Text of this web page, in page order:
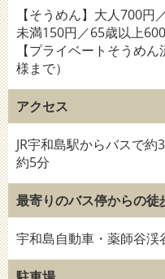
【そうめん】大人700
未満150円／65歳以上
【プライベートそうめ
様まで）
アクセス
JR宇和島駅からバスで
約5分
最寄りのバス停からの徒
宇和島自動車・薬師谷渓